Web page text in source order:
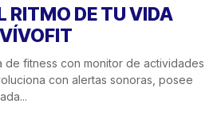
RITMO DE TU VIDA
de fitness con monitor de actividades
con alertas sonoras, posee